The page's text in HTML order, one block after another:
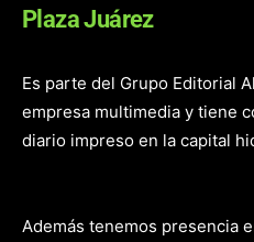
Plaza Juárez
Es parte del Grupo Editorial
empresa multimedia y tiene
diario impreso en la capital
Además tenemos presencia